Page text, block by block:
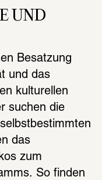
UND
Besatzung
und das
kulturellen
suchen die
das
zum
So finden